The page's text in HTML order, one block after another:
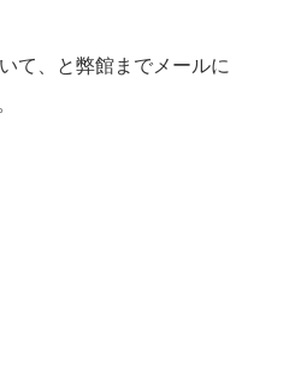
て、と弊館までメールに